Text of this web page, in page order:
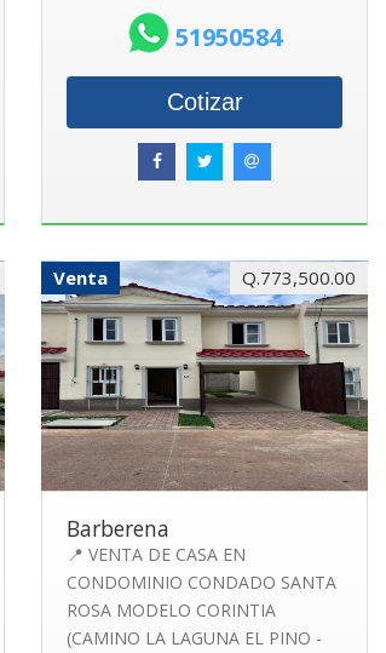
51950584
Cotizar
Venta Q.773,500.00
Barberena
📍 VENTA DE CASA EN
CONDOMINIO CONDADO SANTA
ROSA MODELO CORINTIA
(CAMINO LA LAGUNA EL PINO -